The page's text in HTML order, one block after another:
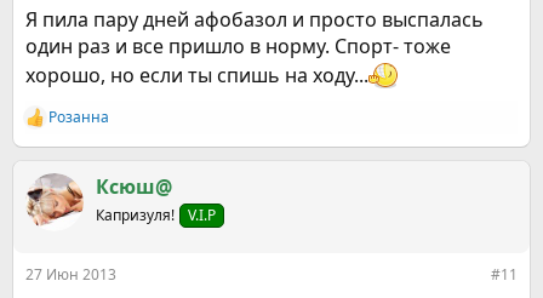
Я пила пару дней афобазол и просто выспалась
один раз и все пришло в норму. Спорт- тоже
хорошо, но если ты спишь на ходу...
Р
е
к
ц
и
Розанна
Ксюш@
Капризуля! V.I.P
27 Июн 2013 #11